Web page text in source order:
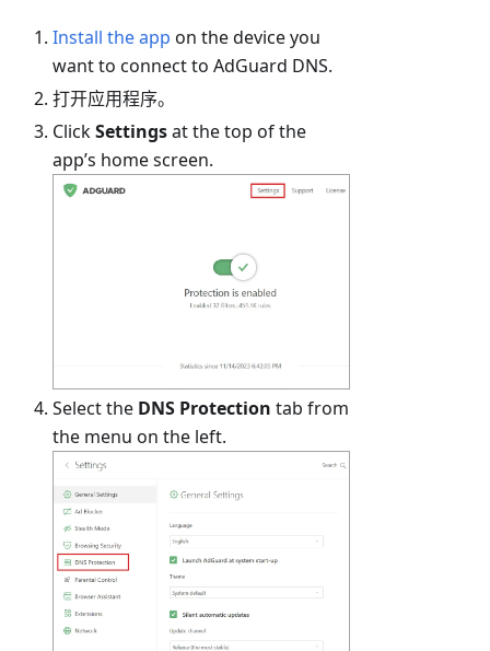
Install the app on the device you
want to connect to AdGuard DNS.
打开应用程序。
ClickSettingsat the top of the
app’s home screen.
Select the DNS Protection tab from
the menu on the left.